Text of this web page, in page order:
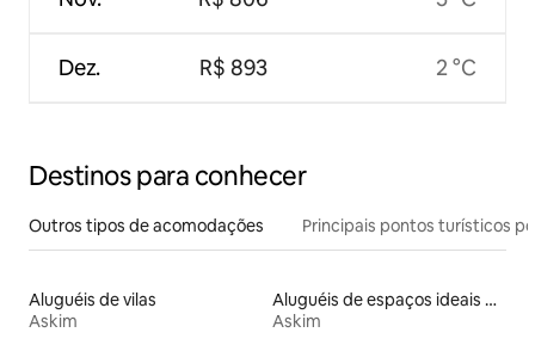
Dez. R$ 893 2 °C
Destinos para conhecer
Outros tipos de acomodações Principais pontos turísticos
Aluguéis de vilas
Askim
Aluguéis de espaços ideais para famílias
Askim